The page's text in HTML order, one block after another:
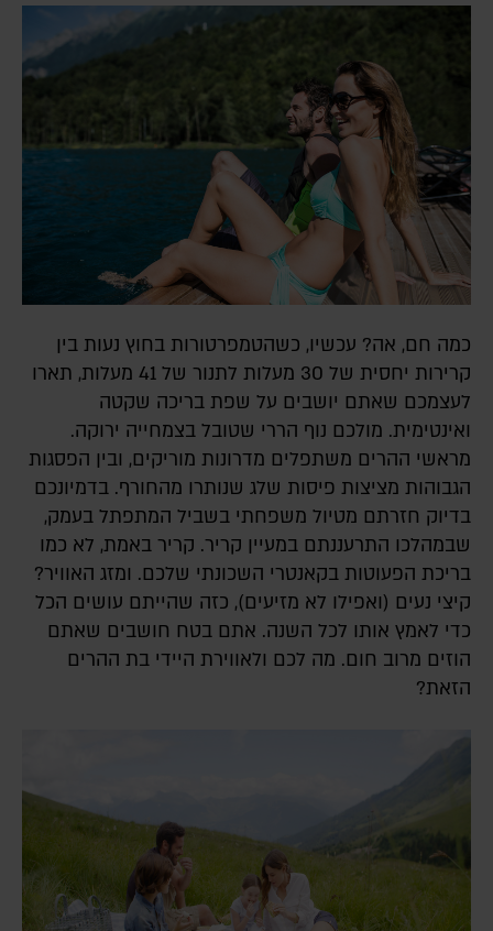
כמה חם, אה? עכשיו, כשהטמפרטורות בחוץ נעות בין
קרירות יחסית של 30 מעלות לתנור של 41 מעלות, תארו
לעצמכם שאתם יושבים על שפת בריכה שקטה
ואינטימית. מולכם נוף הררי שטובל בצמחייה ירוקה.
מראשי ההרים משתפלים מדרונות מוריקים, ובין הפסגות
הגבוהות מציצות פיסות שלג שנותרו מהחורף. בדמיונכם
בדיוק חזרתם מטיול משפחתי בשביל המתפתל בעמק,
שבמהלכו התרעננתם במעיין קריר. קריר באמת, לא כמו
בריכת הפעוטות בקאנטרי השכונתי שלכם. ומזג האוויר?
קיצי נעים (ואפילו לא מזיעים), כזה שהייתם עושים הכל
כדי לאמץ אותו לכל השנה. אתם בטח חושבים שאתם
הוזים מרוב חום. מה לכם ולאווירת היידי בת ההרים
הזאת?